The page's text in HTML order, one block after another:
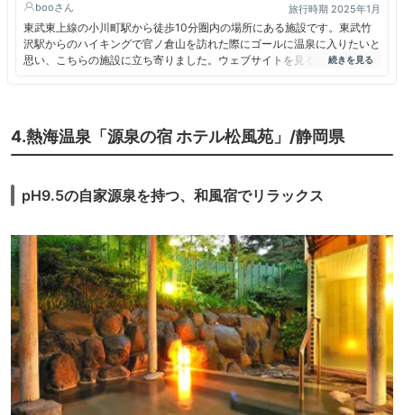
boo 旅行時期 2025年1月
東武東上線の小川町駅から徒歩10分圏内の場所にある施設です。東武竹
沢駅からのハイキングで官ノ倉山を訪れた際にゴールに温泉に入りたいと
思い、こちらの施設に立ち寄りました。ウェブサイトを見ると、併設の施
設、おがわ温泉花和楽の湯という日帰りも利用できる温泉があったので楽
4.熱海温泉「源泉の宿 ホテル松風苑」/静岡県
pH9.5の自家源泉を持つ、和風宿でリラックス